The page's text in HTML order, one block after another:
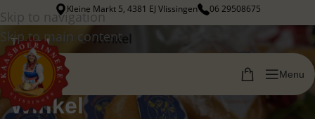
Skip to navigation
Skip to main content
Kleine Markt 5, 4381 EJ Vlissingen 06 29508675
Menu
Terug Home/Winkel
Winkel